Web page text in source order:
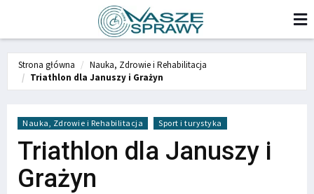
Strona główna
Nauka, Zdrowie i Rehabilitacja
Triathlon dla Januszy i Grażyn
Nauka, Zdrowie i Rehabilitacja Sport i turystyka
Triathlon dla Januszy i
Grażyn